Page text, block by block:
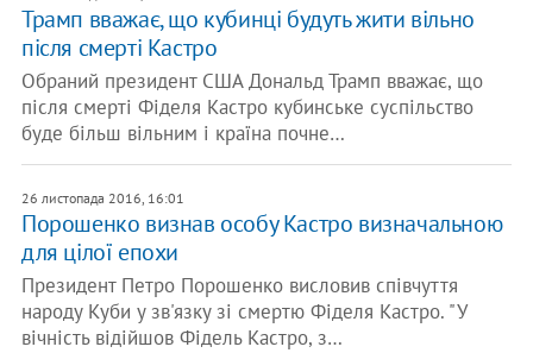
Трамп вважає, що кубинці будуть жити вільно
після смерті Кастро
Обраний президент США Дональд Трамп вважає, що
після смерті Фіделя Кастро кубинське суспільство
буде більш вільним і країна почне…
26 листопада 2016, 16:01
Порошенко визнав особу Кастро визначальною
для цілої епохи
Президент Петро Порошенко висловив співчуття
народу Куби у зв'язку зі смертю Фіделя Кастро. "У
вічність відійшов Фідель Кастро, з…